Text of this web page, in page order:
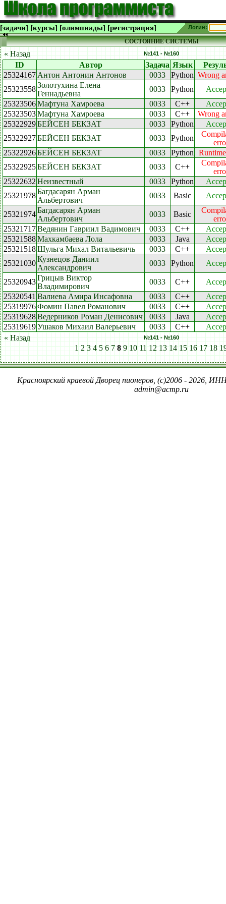
[задачи] [курсы] [олимпиады] [регистрация] Логин:
СОСТОЯНИЕ СИСТЕМЫ
« Назад №141 - №160
ID Автор Задача Язык
25324167 Антон Антонин Антонов 0033 Python Wrong
25323558Золотухина Елена
Геннадьевна
0033 Python
25323506Мафтуна Хамроева 0033 C++
25323503Мафтуна Хамроева 0033 C++
Wrong
25322929БЕЙСЕН БЕКЗАТ 0033 Python
25322927БЕЙСЕН БЕКЗАТ 0033 Python
25322926БЕЙСЕН БЕКЗАТ 0033 Python
25322925БЕЙСЕН БЕКЗАТ 0033 C++
25322632 Неизвестный 0033 Python
25321978Багдасарян Арман
Альбертович
0033 Basic
25321974Багдасарян Арман
Альбертович
0033 Basic
25321717Ведянин Гавриил Вадимович 0033 C++
25321588Махкамбаева Лола 0033 Java
25321518Шульга Михал Витальевичь 0033 C++
25321030Кузнецов Даниил
Александрович
0033 Python
25320943Грицыв Виктор
Владимирович
0033 C++
25320541 Валиева Амира Инсафовна 0033 C++
25319976Фомин Павел Романович 0033 C++
25319628Ведерников Роман Денисович 0033 Java
25319619Ушаков Михаил Валерьевич 0033 C++
« Назад
№141 - №160
1 2 3 4 5 6 7 8 9 10 11 12 13 14 15 16 17 18
Красноярский краевой Дворец пионеров, (c)2006 - 2026,
admin@acmp.ru